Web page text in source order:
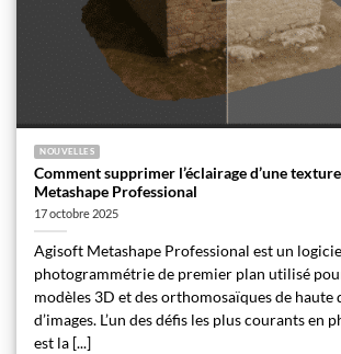
NOUVELLES
Comment supprimer l’éclairage d’une
Metashape Professional
17 octobre 2025
Agisoft Metashape Professional est un
photogrammétrie de premier plan utilisé
modèles 3D et des orthomosaïques de
d’images. L’un des défis les plus courants en
est la [...]